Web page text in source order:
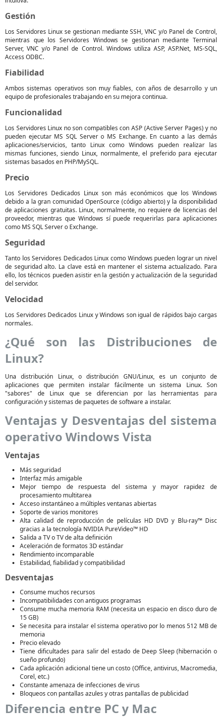
Gestión
Los Servidores Linux se gestionan mediante SSH, VNC y/o Panel de Control,
mientras que los Servidores Windows se gestionan mediante Terminal
Server, VNC y/o Panel de Control. Windows utiliza ASP, ASP.Net, MS-SQL,
Access ODBC.
Fiabilidad
Ambos sistemas operativos son muy fiables, con años de desarrollo y un
equipo de profesionales trabajando en su mejora continua.
Funcionalidad
Los Servidores Linux no son compatibles con ASP (Active Server Pages) y no
pueden ejecutar MS SQL Server o MS Exchange. En cuanto a las demás
aplicaciones/servicios, tanto Linux como Windows pueden realizar las
mismas funciones, siendo Linux, normalmente, el preferido para ejecutar
sistemas basados en PHP/MySQL.
Precio
Los Servidores Dedicados Linux son más económicos que los Windows
debido a la gran comunidad OpenSource (código abierto) y la disponibilidad
de aplicaciones gratuitas. Linux, normalmente, no requiere de licencias del
proveedor, mientras que Windows sí puede requerirlas para aplicaciones
como MS SQL Server o Exchange.
Seguridad
Tanto los Servidores Dedicados Linux como Windows pueden lograr un nivel
de seguridad alto. La clave está en mantener el sistema actualizado. Para
ello, los técnicos pueden asistir en la gestión y actualización de la seguridad
del servidor.
Velocidad
Los Servidores Dedicados Linux y Windows son igual de rápidos bajo cargas
normales.
¿Qué son las Distribuciones de
Linux?
Una distribución Linux, o distribución GNU/Linux, es un conjunto de
aplicaciones que permiten instalar fácilmente un sistema Linux. Son
"sabores" de Linux que se diferencian por las herramientas para
configuración y sistemas de paquetes de software a instalar.
Ventajas y Desventajas del sistema
operativo Windows Vista
Ventajas
Más seguridad
Interfaz más amigable
Mejor tiempo de respuesta del sistema y mayor rapidez de
procesamiento multitarea
Acceso instantáneo a múltiples ventanas abiertas
Soporte de varios monitores
Alta calidad de reproducción de películas HD DVD y Blu-ray™ Disc
gracias a la tecnología NVIDIA PureVideo™ HD
Salida a TV o TV de alta definición
Aceleración de formatos 3D estándar
Rendimiento incomparable
Estabilidad, fiabilidad y compatibilidad
Desventajas
Consume muchos recursos
Incompatibilidades con antiguos programas
Consume mucha memoria RAM (necesita un espacio en disco duro de
15 GB)
Se necesita para instalar el sistema operativo por lo menos 512 MB de
memoria
Precio elevado
Tiene dificultades para salir del estado de Deep Sleep (hibernación o
sueño profundo)
Cada aplicación adicional tiene un costo (Office, antivirus, Macromedia,
Corel, etc.)
Constante amenaza de infecciones de virus
Bloqueos con pantallas azules y otras pantallas de publicidad
Diferencia entre PC y Mac